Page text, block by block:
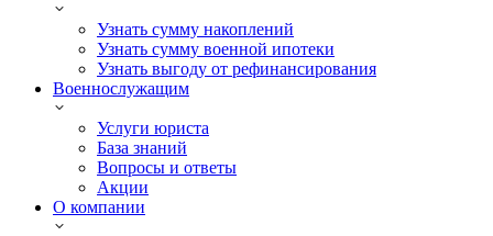
Узнать сумму накоплений
Узнать сумму военной ипотеки
Узнать выгоду от рефинансирования
Военнослужащим
Услуги юриста
База знаний
Вопросы и ответы
Акции
О компании